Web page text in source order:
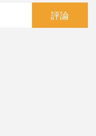
評論